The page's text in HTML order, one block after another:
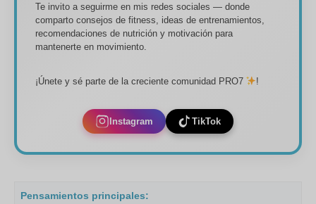
Te invito a seguirme en mis redes sociales — donde
comparto consejos de fitness, ideas de entrenamientos,
recomendaciones de nutrición y motivación para
mantenerte en movimiento.
¡Únete y sé parte de la creciente comunidad PRO7 !
Instagram TikTok
Pensamientos principales: